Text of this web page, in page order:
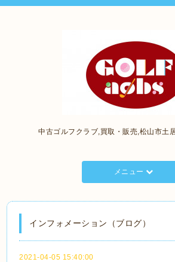
中古ゴルフクラブ,買取・販売,松山市土
メニュー
インフォメーション（ブログ）
2021-04-05 15:40:00